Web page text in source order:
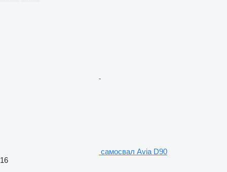
самосвал Avia D90
16